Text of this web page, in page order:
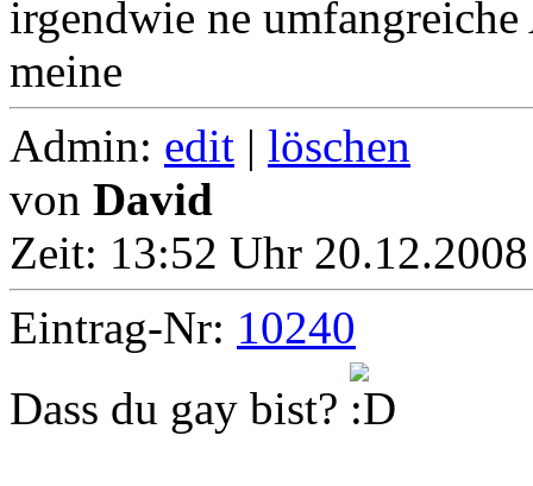
irgendwie ne
meine
Admin: edit | löschen
von David
Zeit: 13:52 Uhr
Eintrag-Nr: 10240
Dass du gay bist?